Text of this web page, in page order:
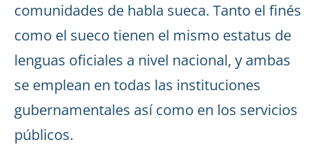
comunidades de habla sueca. Tanto el finés
como el sueco tienen el mismo estatus de
lenguas oficiales a nivel nacional, y ambas
se emplean en todas las instituciones
gubernamentales así como en los servicios
públicos.